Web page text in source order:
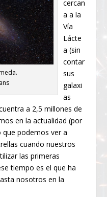
cercan
a a la
Vía
Lácte
a (sin
contar
sus
galaxi
as
a 2,5 millones de
en la actualidad (por
podemos ver a
cuando nuestros
las primeras
tiempo es el que ha
nosotros en la